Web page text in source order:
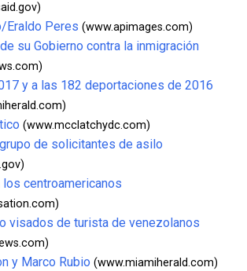
Eraldo Peres (www.apimages.com)
su Gobierno contra la inmigración
y a las 182 deportaciones de 2016
(www.mcclatchydc.com)
de solicitantes de asilo
los centroamericanos
visados de turista de venezolanos
y Marco Rubio (www.miamiherald.com)